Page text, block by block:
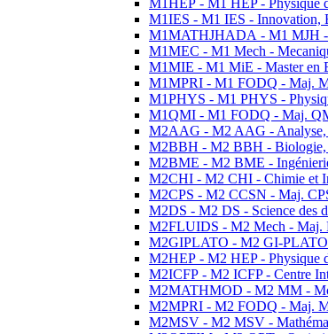
M1HEP - M1 HEP - Physique
M1IES - M1 IES - Innovation,
M1MATHJHADA - M1 MJH -
M1MEC - M1 Mech -
M1MIE - M1 MiE - Master en
M1MPRI - M1 FODQ - Maj.
M1PHYS - M1 PHYS -
M1QMI - M1 FODQ - Maj.
M2AAG - M2 AAG - Analyse,
M2BBH - M2 BBH - Biologie,
M2BME - M2 BME -
M2CHI - M2 CHI - Chimie et
M2CPS - M2 CCSN - Maj.
M2DS - M2 DS - Science des
M2FLUIDS - M2 Mech - Maj.
M2GIPLATO - M2 GI-PLATO
M2HEP - M2 HEP - Physique
M2ICFP - M2 ICFP - Centre
M2MATHMOD - M2 MM -
M2MPRI - M2 FODQ - Maj.
M2MSV - M2 MSV -